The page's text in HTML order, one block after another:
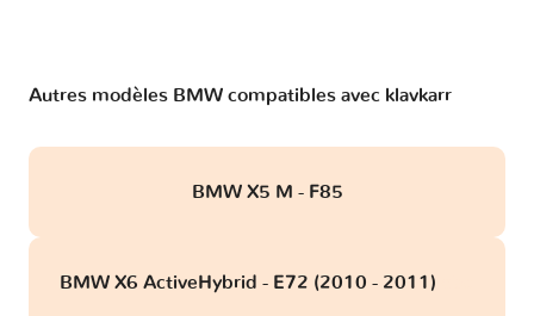
Autres modèles BMW compatibles avec klavkarr
BMW X5 M - F85
BMW X6 ActiveHybrid - E72 (2010 - 2011)